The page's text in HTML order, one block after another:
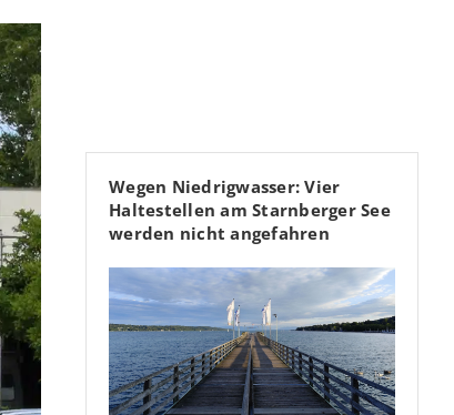
Wegen Niedrigwasser: Vier
Haltestellen am Starnberger See
werden nicht angefahren